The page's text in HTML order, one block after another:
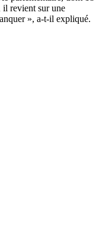
il revient sur une
», a-t-il expliqué.